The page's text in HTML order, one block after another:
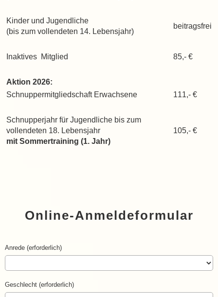
Kinder und Jugendliche
(bis zum vollendeten 14. Lebensjahr)
beitragsfrei
Inaktives Mitglied 85,- €
Aktion 2026:
Schnuppermitgliedschaft Erwachsene
111,- €
Schnupperjahr für Jugendliche bis zum
vollendeten 18. Lebensjahr
mit Sommertraining (1. Jahr)
105,- €
Online-Anmeldeformular
Anrede (erforderlich)
Geschlecht (erforderlich)